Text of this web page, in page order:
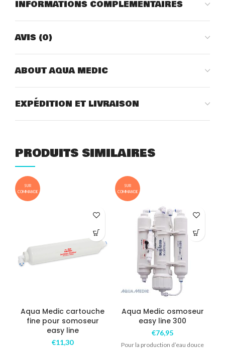
INFORMATIONS COMPLÉMENTAIRES
AVIS (0)
ABOUT AQUA MEDIC
EXPÉDITION ET LIVRAISON
PRODUITS SIMILAIRES
SUR
COMMANDE
Aqua Medic cartouche
fine pour somoseur
easy line
€11,30
SUR
COMMANDE
Aqua Medic osmoseur
easy line 300
€76,95
Pour la production d’eau douce